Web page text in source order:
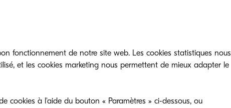
Azure AD.
cette compatibilité avec un annuaire Cloud
KCPS.
fonctionnement de notre site web. Les cookies statistiques nous
et les cookies marketing nous permettent de mieux adapter le
cookies à l'aide du bouton « Paramètres » ci-dessous, ou